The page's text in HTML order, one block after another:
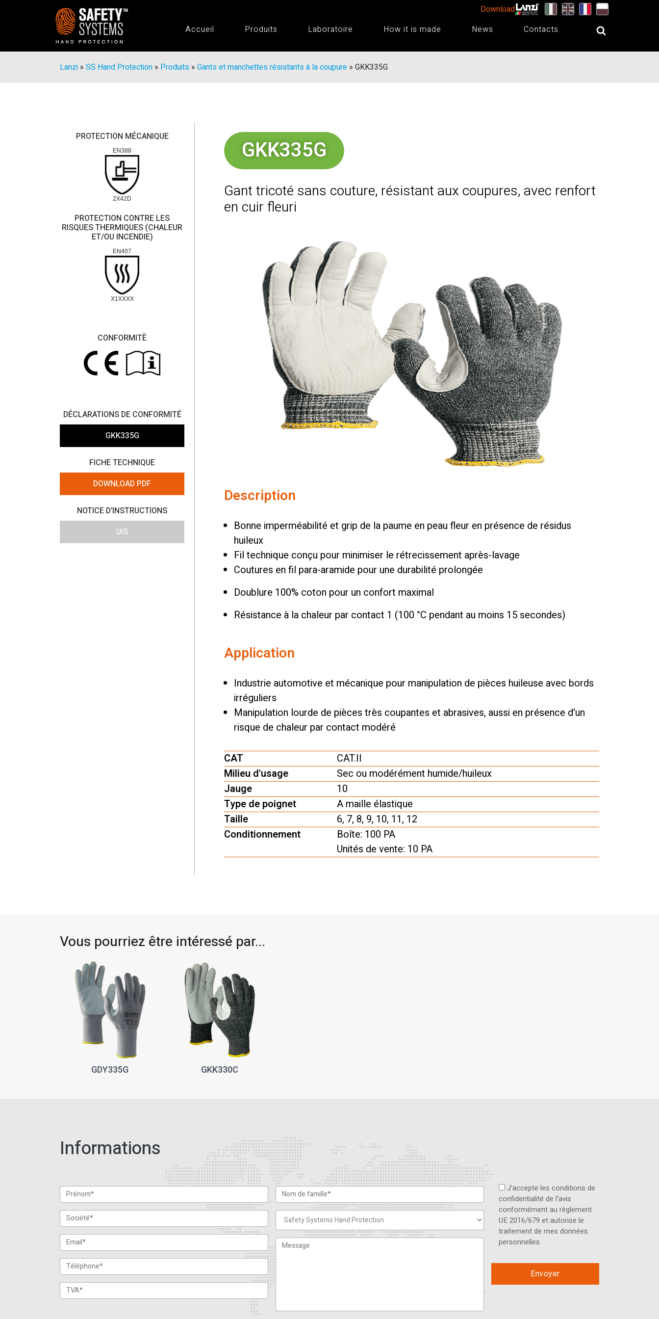
Download
Accueil
Produits Laboratoire How it is made News Contacts
Lanzi » SS Hand Protection » Produits » Gants et manchettes résistants à la coupure » GKK335G
PROTECTION MÉCANIQUE
EN388
2X42D
PROTECTION CONTRE LES
RISQUES THERMIQUES (CHALEUR
ET/OU INCENDIE)
EN407
X1XXXX
CONFORMITÈ
DÉCLARATIONS DE CONFORMITÉ
GKK335G
FICHE TECHNIQUE
DOWNLOAD PDF
NOTICE D’INSTRUCTIONS
UIS
GKK335G
Gant tricoté sans couture, résistant aux coupures, avec renfort
en cuir fleuri
Description
Bonne imperméabilité et grip de la paume en peau fleur en présence de résidus
huileux
Fil technique conçu pour minimiser le rétrecissement après-lavage
Coutures en fil para-aramide pour une durabilité prolongée
Doublure 100% coton pour un confort maximal
Résistance à la chaleur par contact 1 (100 °C pendant au moins 15 secondes)
Application
Industrie automotive et mécanique pour manipulation de pièces huileuse avec bords
irréguliers
Manipulation lourde de pièces très coupantes et abrasives, aussi en présence d'un
risque de chaleur par contact modéré
CAT
CAT.II
Milieu d'usage
Sec ou modérément humide/huileux
Jauge
10
Type de poignet
A maille élastique
Taille
6, 7, 8, 9, 10, 11, 12
Conditionnement
Boîte: 100 PA
Unités de vente: 10 PA
Vous pourriez être intéressé par...
GDY335G GKK330C
Informations
J'accepte les conditions de
confidentialité de l'avis
conformément au règlement
UE 2016/679 et autorise le
traitement de mes données
personnelles.